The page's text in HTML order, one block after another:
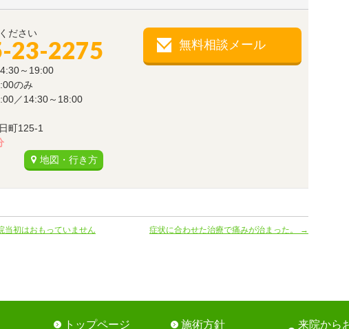
ださい
23-2275
～19:00
のみ
14:30～18:00
町125-1
地図・行き方
無料相談メール
当初はおもっていません
症状に合わせた治療で痛みが治まった。 →
トップページ 施術方針 来院から